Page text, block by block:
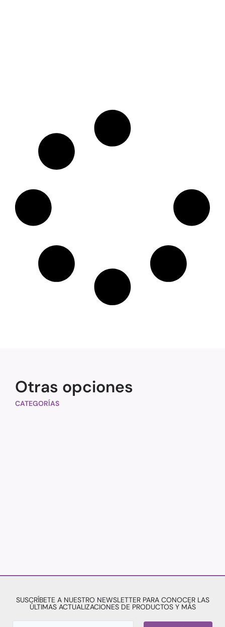
Otras opciones
CATEGORÍAS
SUSCRÍBETE A NUESTRO NEWSLETTER PARA CONOCER LAS
ÚLTIMAS ACTUALIZACIONES DE PRODUCTOS Y MÁS